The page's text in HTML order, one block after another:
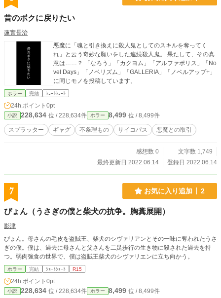
昔のボクに戻りたい
蓮實長治
悪魔に「魂と引き換えに殺人鬼としてのスキルを奪ってく
れ」と云う奇妙な願いをした連続殺人鬼。 果たして、その真
意は……？ 「なろう」「カクヨム」「アルファポリス」「No
vel Days」「ノベリズム」「GALLERIA」「ノベルアップ+」
に同じモノを投稿しています。
ホラー 完結 ｼｮｰﾄｼｮｰﾄ
24h.ポイント 0pt
小説 228,634 位 / 228,634件 ホラー 8,499 位 / 8,499件
スプラッター ギャグ 不条理もの サイコパス 悪魔との取引
感想数 0
文字数 1,749
最終更新日 2022.06.14
登録日 2022.06.14
7 お気に入り追加 2
ぴょん（うさぎの僕と柴犬の抗争。胸糞展開）
影津
ぴょん。母さんの毛皮を盗賊王、柴犬のシヴァリアンとその一味に奪われたうさ
ぎの僕。僕は、過去に母さんと父さんを二足歩行の生き物に殺された過去を持
つ。弱肉強食の世界で、僕は盗賊王柴犬のシヴァリエンに立ち向かう。
ホラー 完結 ｼｮｰﾄｼｮｰﾄ R15
24h.ポイント 0pt
小説 228,634 位 / 228,634件 ホラー 8,499 位 / 8,499件